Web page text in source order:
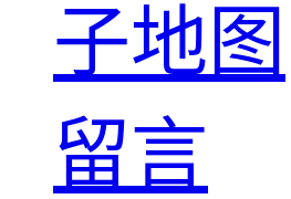
子地图
留言